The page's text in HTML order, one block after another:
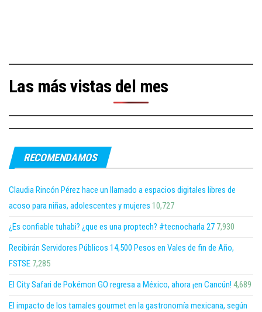
Las más vistas del mes
RECOMENDAMOS
Claudia Rincón Pérez hace un llamado a espacios digitales libres de
acoso para niñas, adolescentes y mujeres 10,727
¿Es confiable tuhabi? ¿que es una proptech? #tecnocharla 27 7,930
Recibirán Servidores Públicos 14,500 Pesos en Vales de fin de Año,
FSTSE 7,285
El City Safari de Pokémon GO regresa a México, ahora ¡en Cancún! 4,689
El impacto de los tamales gourmet en la gastronomía mexicana, según